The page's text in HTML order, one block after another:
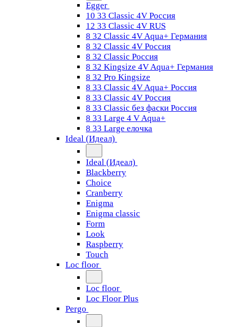
Egger
10 33 Classic 4V Россия
12 33 Classic 4V RUS
8 32 Classic 4V Aqua+ Германия
8 32 Classic 4V Россия
8 32 Classic Россия
8 32 Kingsize 4V Aqua+ Германия
8 32 Pro Kingsize
8 33 Classic 4V Aqua+ Россия
8 33 Classic 4V Россия
8 33 Classic без фаски Россия
8 33 Large 4 V Aqua+
8 33 Large елочка
Ideal (Идеал)
Ideal (Идеал)
Blackberry
Choice
Cranberry
Enigma
Enigma classic
Form
Look
Raspberry
Touch
Loc floor
Loc floor
Loc Floor Plus
Pergo